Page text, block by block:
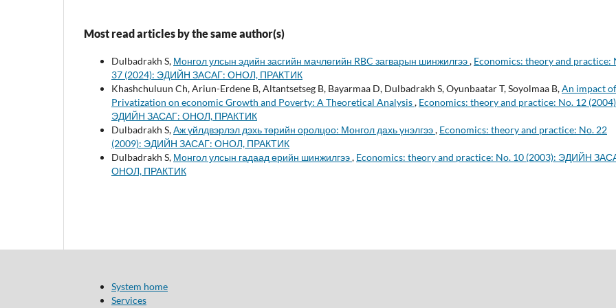
Most read articles by the same author(s)
Dulbadrakh S, Монгол улсын эдийн засгийн мачлөгийн RBC загварын шинжилгээ, Economics: theory and practice:
37 (2024): ЭДИЙН ЗАСАГ: ОНОЛ, ПРАКТИК
Khashchuluun Ch, Ariun-Erdene B, Altantsetseg B, Bayarmaa D, Dulbadrakh S, Oyunbaatar T, Soyolmaa B,An impact of
Privatization on economic Growth and Poverty: A Theoretical Analysis, Economics: theory and practice: No. 12
ЭДИЙН ЗАСАГ: ОНОЛ, ПРАКТИК
Dulbadrakh S,Аж үйлдвэрлэл дэхь төрийн оролцоо: Монгол дахь үнэлгээ, Economics: theory and practice: No. 22
(2009): ЭДИЙН ЗАСАГ: ОНОЛ, ПРАКТИК
Dulbadrakh S, Монгол улсын гадаад өрийн шинжилгээ, Economics: theory and practice: No. 10 (2003): ЭДИЙН
ОНОЛ, ПРАКТИК
System home
Services